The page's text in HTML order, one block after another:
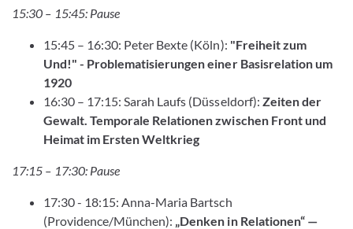
15:30 – 15:45: Pause
15:45 – 16:30: Peter Bexte (Köln): "Freiheit zum
Und!" - Problematisierungen einer Basisrelation um
1920
16:30 – 17:15: Sarah Laufs (Düsseldorf): Zeiten der
Gewalt. Temporale Relationen zwischen Front und
Heimat im Ersten Weltkrieg
17:15 – 17:30: Pause
17:30 - 18:15: Anna-Maria Bartsch
(Providence/München): „Denken in Relationen“ —